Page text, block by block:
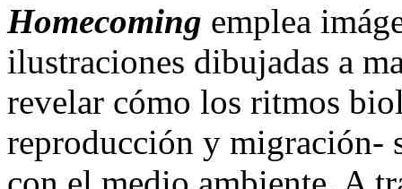
Homecoming emplea
ilustraciones dibujadas a
revelar cómo los ritmos
reproducción y migración-